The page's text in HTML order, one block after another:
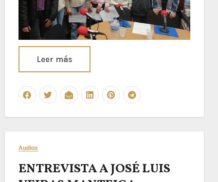
Leer más
Audios
ENTREVISTA A JOSÉ LUIS